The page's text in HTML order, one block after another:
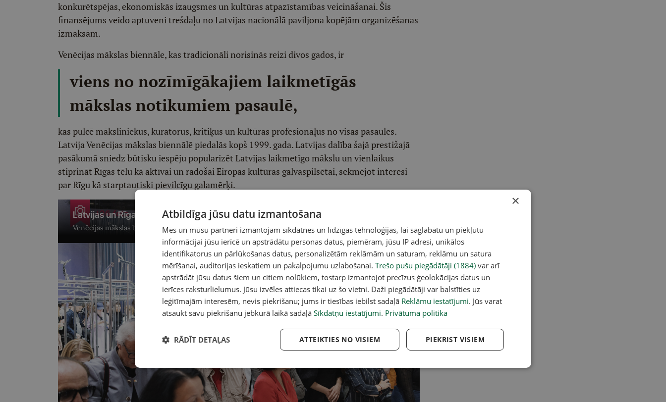
konkurētspējas, ekonomiskās izaugsmes un kultūras atpazīstamības veicināšanai. Šis
finansējums veido aptuveni trešdaļu no Latvijas nacionālā paviljona kopējām organizēšanas
izmaksām.
Venēcijas mākslas biennāle, kas tradicionāli norisinās reizi divos gados, ir
viens no nozīmīgākajiem laikmetīgās
mākslas notikumiem pasaulē,
kas pulcē māksliniekus, kuratorus, kritiķus un kultūras profesionāļus no visas pasaules.
Latvija Venēcijas mākslas biennālē piedalās kopš 1999. gada. Latvijas dalība šajā prestižajā
pasākumā sniedz būtisku iespēju popularizēt Latvijas laikmetīgo mākslu un vienlaikus
stiprināt Rīgas tēlu kā aktīvai un radošai Eiropas kultūras galvaspilsētai, sekmējot interesi
par Rīgu kā starptautiski pievilcīgu galamērķi.
+26 foto
Latvijas un Rīgas paviljons Venēcijas mākslas biennālē
Venēcijas mākslas biennālē tagad apskatāms Latvijas un Rīgas paviljons.
×
Atbildīga jūsu datu izmantošana
Mēs un mūsu partneri izmantojam sīkdatnes un līdzīgas tehnoloģijas, lai saglabātu un piekļūtu
informācijai jūsu ierīcē un apstrādātu personas datus, piemēram, jūsu IP adresi, unikālos
identifikatorus un pārlūkošanas datus, personalizētām reklāmām un saturam, reklāmu un satura
mērīšanai, auditorijas ieskatiem un pakalpojumu uzlabošanai. Trešo pušu piegādātāji (1884) var arī
apstrādāt jūsu datus šiem un citiem nolūkiem, tostarp izmantojot precīzus ģeolokācijas datus un
ierīces raksturlielumus. Jūsu izvēles attiecas tikai uz šo vietni. Daži piegādātāji var balstīties uz
leģitīmajām interesēm, nevis piekrišanu; jums ir tiesības iebilst sadaļā Reklāmu iestatījumi. Jūs varat
atsaukt savu piekrišanu jebkurā laikā sadaļā Sīkdatņu iestatījumi. Privātuma politika
PIEKRIST VISIEM
ATTEIKTIES NO VISIEM
RĀDĪT DETAĻAS